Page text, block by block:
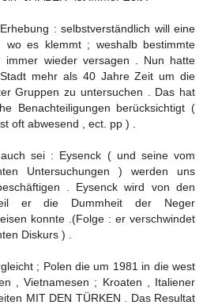
: selbstverständlich will eine
wo es klemmt ; weshalb bestimmte
immer wieder versagen . Nun hatte
mehr als 40 Jahre Zeit um die
Gruppen zu untersuchen . Das hat
Benachteiligungen berücksichtigt (
oft abwesend , ect. pp ) .
sei : Eysenck ( und seine vom
Untersuchungen ) werden uns
. Eysenck wird von den
er die Dummheit der Neger
konnte .(Folge : er verschwindet
Diskurs ) .
; Polen die um 1981 in die west
, Vietnamesen ; Kroaten , Italiener
MIT DEN TÜRKEN . Das Resultat